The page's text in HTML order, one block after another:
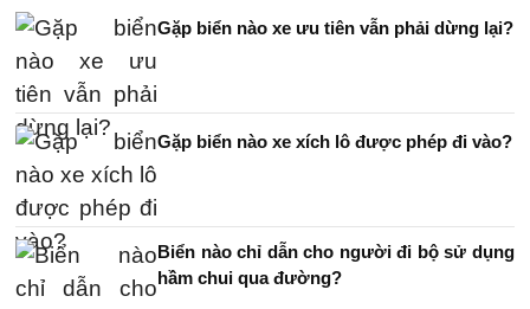
Gặp biển nào xe ưu tiên vẫn phải dừng lại?
Gặp biển nào xe xích lô được phép đi vào?
Biển nào chỉ dẫn cho người đi bộ sử dụng
hầm chui qua đường?